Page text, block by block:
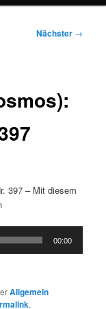
Nächster →
397 – Mit diesem
00:00
Allgemein
.